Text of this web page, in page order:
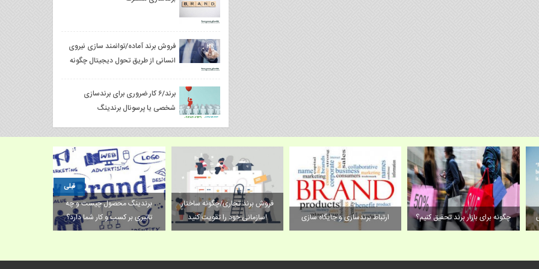
فروش برند آماده/توانمند سازی نیروی
انسانی از طریق تحول دیجیتال چگونه
برند/۶ کار ضروری برای برندسازی
شخصی یا پرسونال برندینگ
برندینگ محصول چیست و چه
تاثیری بر کسب و کار شما دارد؟
فروش برند تجاری/چگونه ساختار
سازمانی خود را تقویت کنید!
ارتباط برندسازی و جایگاه سازی چگونه برای بازار برند تحقیق کنیم؟
قبلی